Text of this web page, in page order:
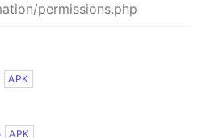
permissions.php
APK
APK